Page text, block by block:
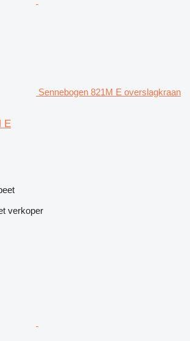
Sennebogen 821M E overslagkraan
E
verkoper